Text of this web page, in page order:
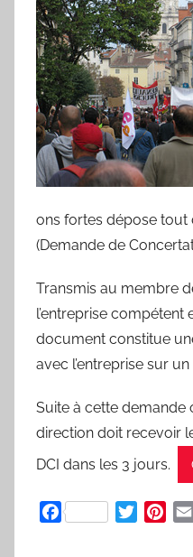
ons fortes dépose tout
(Demande de
Transmis au membre
l’entreprise compétent
document constitue
avec l’entreprise sur
Suite à cette demande
direction doit recevoir
DCI dans les 3 jours.
F